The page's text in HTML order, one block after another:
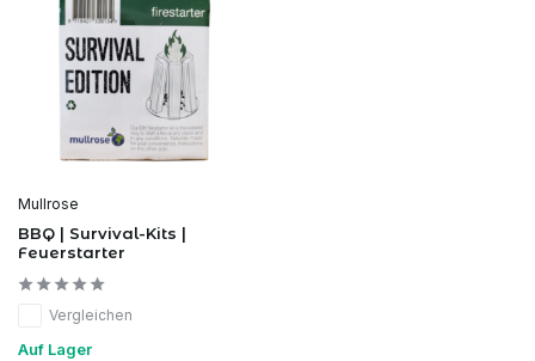
Mullrose
BBQ | Survival-Kits |
Feuerstarter
Vergleichen
Auf Lager